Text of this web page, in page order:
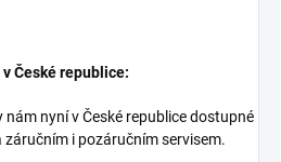
České republice:
nám nyní v České republice dostupné
záručním i pozáručním servisem.